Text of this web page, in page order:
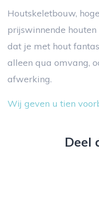
Houtskeletbouw,
prijswinnende
dat je met hout
alleen qua omvang,
afwerking.
Wij geven u tien
Deel